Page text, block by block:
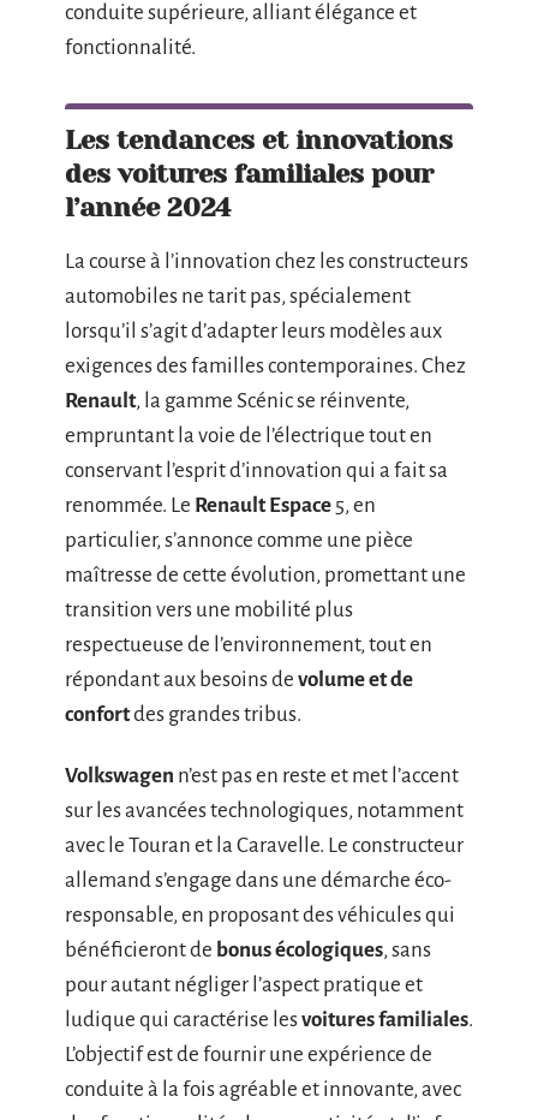
conduite supérieure, alliant élégance et
fonctionnalité.
Les tendances et innovations
des voitures familiales pour
l’année 2024
La course à l’innovation chez les constructeurs
automobiles ne tarit pas, spécialement
lorsqu’il s’agit d’adapter leurs modèles aux
exigences des familles contemporaines. Chez
Renault, la gamme Scénic se réinvente,
empruntant la voie de l’électrique tout en
conservant l’esprit d’innovation qui a fait sa
renommée. Le Renault Espace 5, en
particulier, s’annonce comme une pièce
maîtresse de cette évolution, promettant une
transition vers une mobilité plus
respectueuse de l’environnement, tout en
répondant aux besoins de volume et de
confortdes grandes tribus.
Volkswagen n’est pas en reste et met l’accent
sur les avancées technologiques, notamment
avec le Touran et la Caravelle. Le constructeur
allemand s’engage dans une démarche éco-
responsable, en proposant des véhicules qui
bénéficieront de bonus écologiques, sans
pour autant négliger l’aspect pratique et
ludique qui caractérise lesvoitures familiales.
L’objectif est de fournir une expérience de
conduite à la fois agréable et innovante, avec